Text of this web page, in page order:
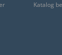
Katalog